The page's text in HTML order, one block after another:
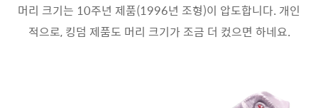
머리 크기는 10주년 제품(1996년 조형)이 압도합니다. 개인
적으로, 킹덤 제품도 머리 크기가 조금 더 컸으면 하네요.